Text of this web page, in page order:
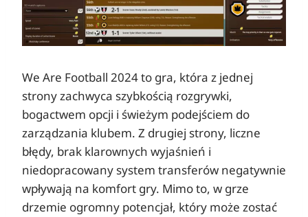
We Are Football 2024 to gra, która z jednej
strony zachwyca szybkością rozgrywki,
bogactwem opcji i świeżym podejściem do
zarządzania klubem. Z drugiej strony, liczne
błędy, brak klarownych wyjaśnień i
niedopracowany system transferów negatywnie
wpływają na komfort gry. Mimo to, w grze
drzemie ogromny potencjał, który może zostać